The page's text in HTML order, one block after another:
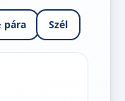
pára Szél